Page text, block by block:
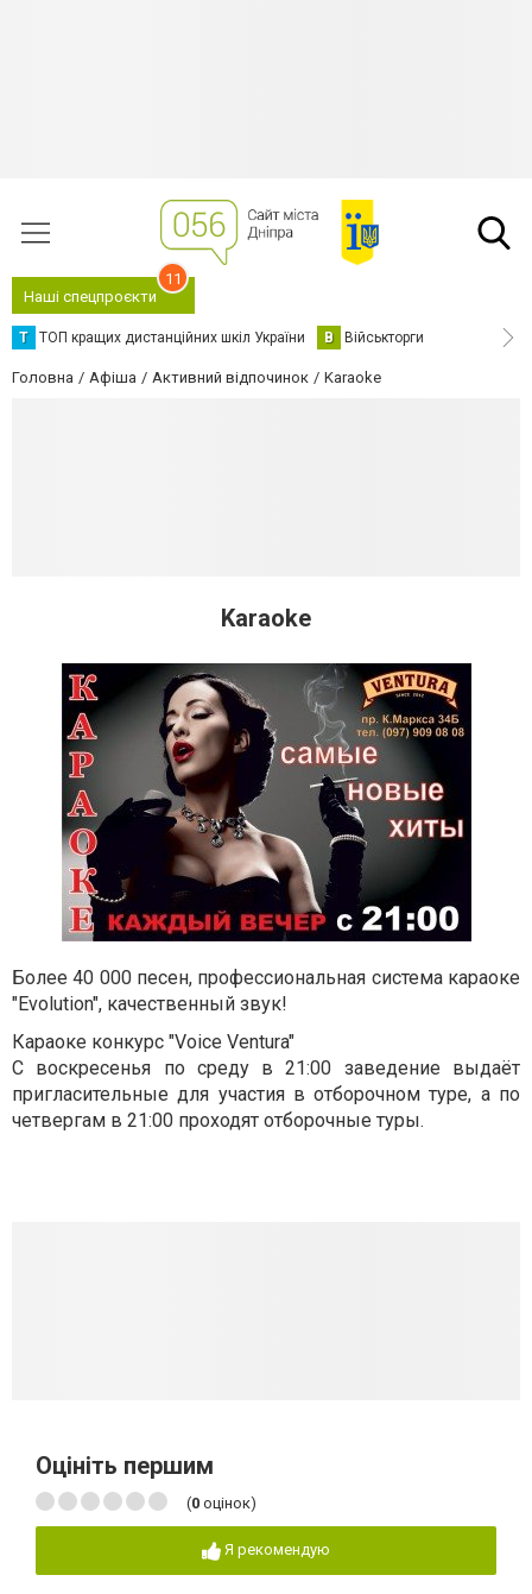
Наші спецпроєкти
11
Т ТОП кращих дистанційних шкіл України В Військторги
Головна Афіша Активний відпочинок Karaoke
Karaoke
Более 40 000 песен, профессиональная система караоке
"Evolution", качественный звук!
Караоке конкурс "Voice Ventura"
С воскресенья по среду в 21:00 заведение выдаёт
пригласительные для участия в отборочном туре, а по
четвергам в 21:00 проходят отборочные туры.
Оцініть першим
(0 оцінок)
Я рекомендую